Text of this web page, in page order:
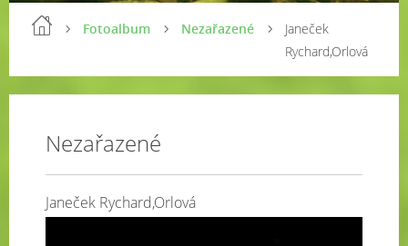
Fotoalbum Nezařazené
Janeček
Rychard,Orlová
Nezařazené
Janeček Rychard,Orlová